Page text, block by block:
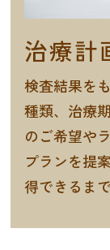
治療計
検査結果を
種類、治療
のご希望や
プランを提
得できるま